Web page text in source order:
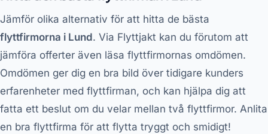
Jämför olika alternativ för att hitta de bästa
flyttfirmorna i Lund. Via Flyttjakt kan du förutom att
jämföra offerter även läsa flyttfirmornas omdömen.
Omdömen ger dig en bra bild över tidigare kunders
erfarenheter med flyttfirman, och kan hjälpa dig att
fatta ett beslut om du velar mellan två flyttfirmor. Anlita
en bra flyttfirma för att flytta tryggt och smidigt!